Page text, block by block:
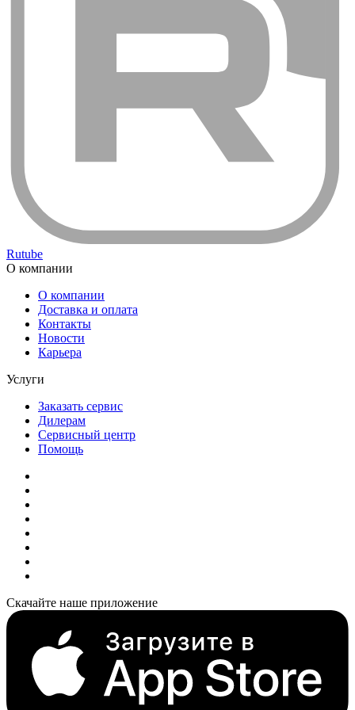
Rutube
О компании
О компании
Доставка и оплата
Контакты
Новости
Карьера
Услуги
Заказать сервис
Дилерам
Сервисный центр
Помощь
Скачайте наше приложение